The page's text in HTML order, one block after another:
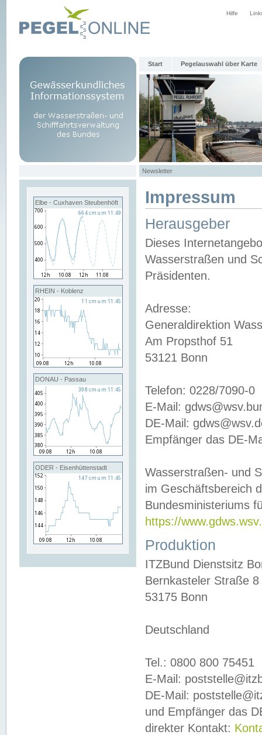
Hilfe
Start Pegelauswahl über Karte
Newsletter
Elbe - Cuxhaven Steubenhöft
RHEIN - Koblenz
DONAU - Passau
ODER - Eisenhüttenstadt
Impressum
Herausgeber
Dieses
Wasserstraßen und
Präsidenten.
Adresse:
Generaldirektion
Am Propsthof 51
53121 Bonn
Telefon: 0228/7090-0
E-Mail:
DE-Mail:
Empfänger das DE-
Wasserstraßen- und
im Geschäftsbereich
Bundesministeriums
https://
Produktion
ITZBund Dienstsitz
Bernkasteler Straße 8
53175 Bonn
Deutschland
Tel.: 0800 800 75451
E-Mail:
DE-Mail:
und Empfänger das
direkter Kontakt: